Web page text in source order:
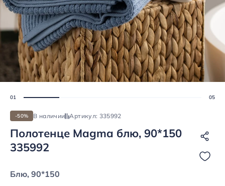
-50% В наличии Артикул: 335992
Полотенце Magma блю, 90*150
335992
Блю, 90*150